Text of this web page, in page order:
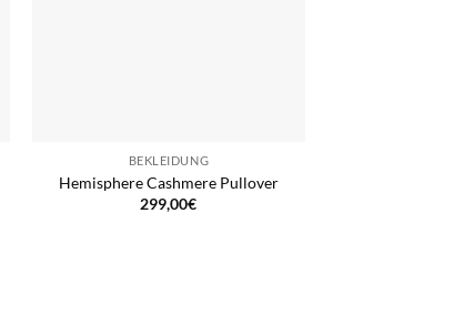
BEKLEIDUNG
Hemisphere Cashmere Pullover
299,00€